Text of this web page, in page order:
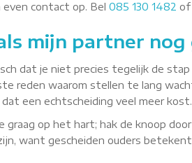
even contact op. Bel 085 130 1482 of
mijn partner
dat je niet precies tegelijk de
reden waarom stellen te lang
een echtscheiding veel meer
graag op het hart; hak de knoop
want gescheiden ouders